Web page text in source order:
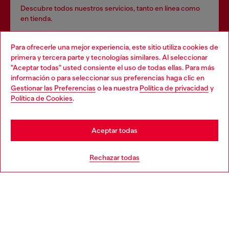
Para ofrecerle una mejor experiencia, este sitio utiliza cookies de
primera y tercera parte y tecnologías similares. Al seleccionar
"Aceptar todas" usted consiente el uso de todas ellas. Para más
información o para seleccionar sus preferencias haga clic en
Gestionar las Preferencias o lea nuestra Política de privacidad y
Política de Cookies.
Rechazar todas
Aceptar todas
Descubre todos nuestros servicios, tanto en línea como
en tienda.
Descubre más
POLÍTICA DE COOKIES Y CONDICIONES